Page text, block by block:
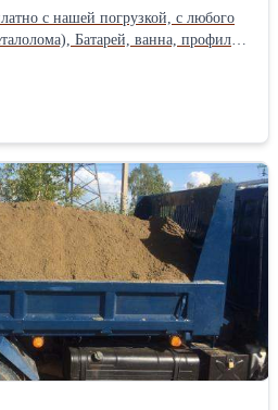
с нашей погрузкой, с любого
Батарей, ванна, профили,
Вывозим сами, Грузим сами
Хомутово, Карлук, Урик,
Маркова, Шелехов, Иркутск,
тракт, Мельничный тракт,
тракт, Пивовариха и в любой